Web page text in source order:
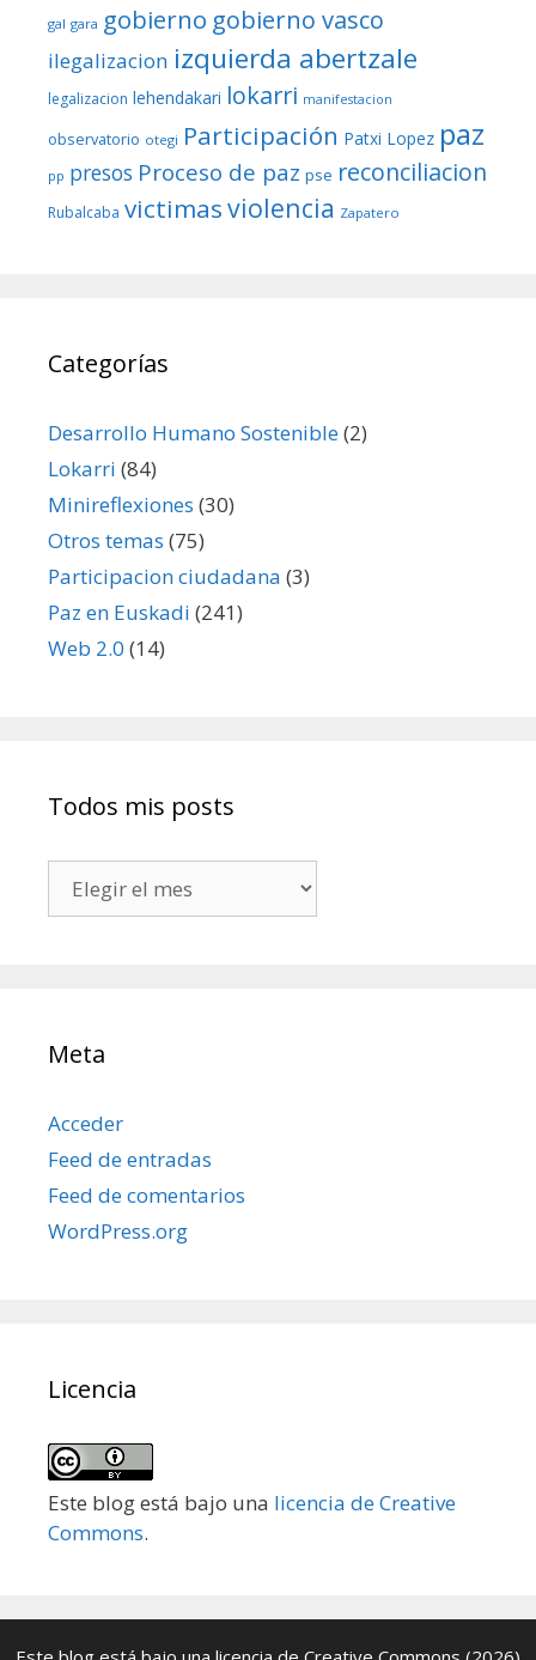
gal gara gobierno gobierno vasco
ilegalizacion izquierda abertzale
legalizacion lehendakari lokarri manifestacion
observatorio otegi Participación Patxi Lopez paz
pp presos Proceso de paz pse reconciliacion
Rubalcaba victimasviolencia Zapatero
Categorías
Desarrollo Humano Sostenible(2)
Lokarri (84)
Minireflexiones (30)
Otros temas (75)
Participacion ciudadana (3)
Paz en Euskadi (241)
Web 2.0 (14)
Todos mis posts
mis
Meta
Acceder
Feed de entradas
Feed de comentarios
WordPress.org
Licencia
Este blog está bajo una licencia de Creative
Commons.